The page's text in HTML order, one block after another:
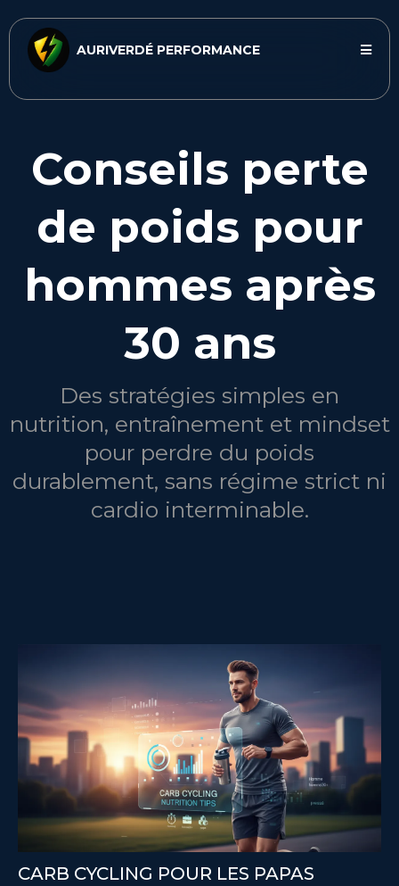
AURIVERDÉ PERFORMANCE
Conseils perte
de poids pour
hommes après
30 ans
Des stratégies simples en
nutrition, entraînement et mindset
pour perdre du poids
durablement, sans régime strict ni
cardio interminable.
CARB CYCLING POUR LES PAPAS